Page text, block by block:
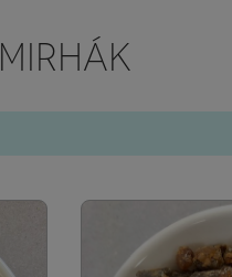
MIRHÁK